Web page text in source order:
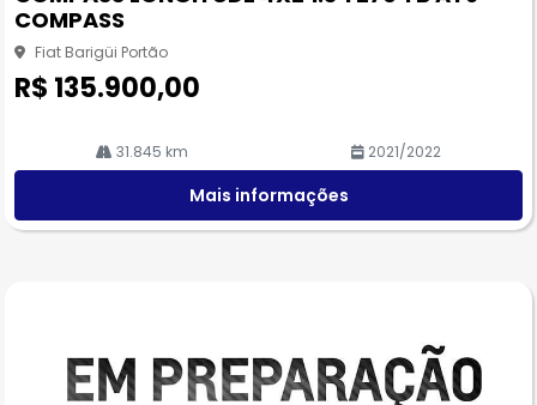
he
COMPASS
Fiat Barigüi Portão
R$ 135.900,00
31.845 km 2021/2022
Mais informações